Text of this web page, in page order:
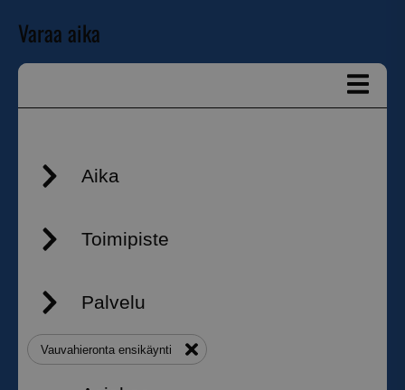
Varaa aika